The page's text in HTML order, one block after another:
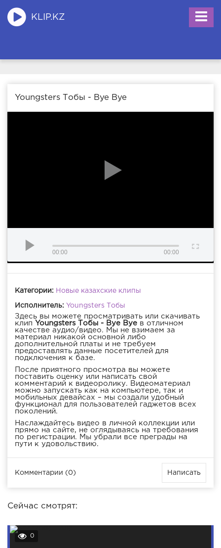
KLIP.KZ
Youngsters Тобы - Bye Bye
00:00 00:00
Категории: Новые казахские клипы
Исполнитель: Youngsters Тобы
Здесь вы можете просматривать или скачивать
клип
Youngsters Тобы - Bye Bye в отличном
качестве аудио/видео. Мы не взимаем за
материал никакой основной либо
дополнительной платы и не требуем
предоставлять данные посетителей для
подключения к базе.
После приятного просмотра вы можете
поставить оценку или написать свой
комментарий к видеоролику. Видеоматериал
можно запускать как на компьютере, так и
мобильных девайсах – мы создали удобный
функционал для пользователей гаджетов всех
поколений.
Наслаждайтесь видео в личной коллекции или
прямо на сайте, не оглядываясь на требования
по регистрации. Мы убрали все преграды на
пути к удовольствию.
Комментарии (0) Написать
Сейчас смотрят:
0